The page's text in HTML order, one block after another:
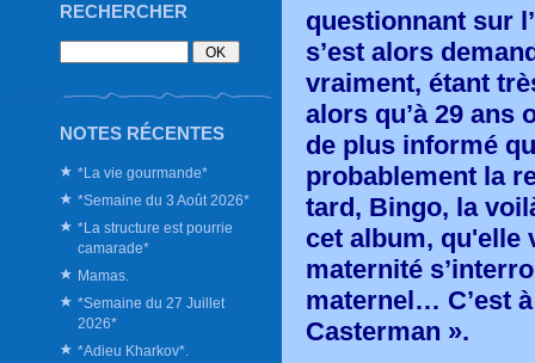
RECHERCHER
NOTES RÉCENTES
*La vie gourmande*
*Semaine du 3 Août 2026*
*La structure est pourrie
camarade*
Mamas.
*Semaine du 27 Juillet
2026*
*Adieu Kharkov*.
questionnant sur
s’est alors
vraiment, étant
alors qu’à 29 ans
de plus informé
probablement la
tard, Bingo, la
cet album, qu'elle
maternité
maternel… C’est
Casterman ».